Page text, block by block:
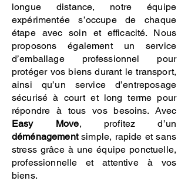
longue distance, notre équipe
expérimentée s’occupe de chaque
étape avec soin et efficacité. Nous
proposons également un service
d’emballage professionnel pour
protéger vos biens durant le transport,
ainsi qu’un service d’entreposage
sécurisé à court et long terme pour
répondre à tous vos besoins. Avec
Easy Move, profitez d’un
déménagementsimple, rapide et sans
stress grâce à une équipe ponctuelle,
professionnelle et attentive à vos
biens.